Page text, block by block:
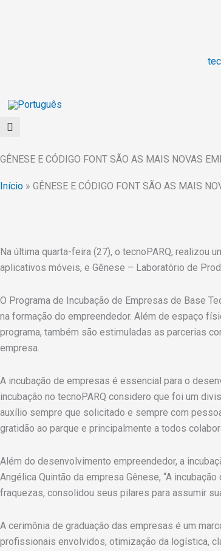
GÊNESE E CÓDIGO FONT SÃO AS MAIS NOVAS
Início » GÊNESE E CÓDIGO FONT SÃO AS MAIS
Na última quarta-feira (27), o tecnoPARQ, realizou
aplicativos móveis, e Gênese – Laboratório de
O Programa de Incubação de Empresas de Base
na formação do empreendedor. Além de espaço
programa, também são estimuladas as parcerias
empresa.
A incubação de empresas é essencial para o
incubação no tecnoPARQ considero que foi um
auxílio sempre que solicitado e sempre com
gratidão ao parque e principalmente a todos
Além do desenvolvimento empreendedor, a
Angélica Quintão da empresa Gênese, “A
fraquezas, consolidou seus pilares para assumir
A cerimônia de graduação das empresas é um
profissionais envolvidos, otimização da logística,